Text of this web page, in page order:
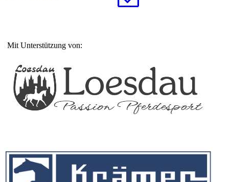
Mit Unterstützung von: